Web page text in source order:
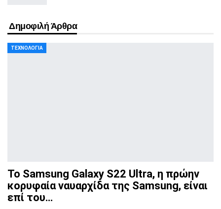
Δημοφιλή Άρθρα
ΤΕΧΝΟΛΟΓΊΑ
Το Samsung Galaxy S22 Ultra, η πρώην
κορυφαία ναυαρχίδατης Samsung, είναι
επί του…